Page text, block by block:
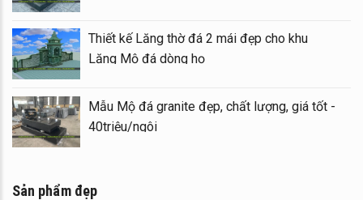
Thiết kế Lăng thờ đá 2 mái đẹp cho khu
Lăng Mộ đá dòng họ
Mẫu Mộ đá granite đẹp, chất lượng, giá tốt -
40triệu/ngôi
Sản phẩm đẹp